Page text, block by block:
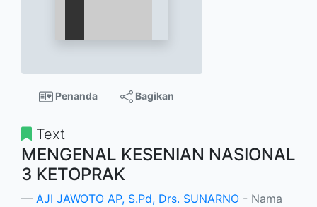
Penanda Bagikan
Text
MENGENAL KESENIAN NASIONAL
3 KETOPRAK
AJI JAWOTO AP, S.Pd, Drs. SUNARNO - Nama